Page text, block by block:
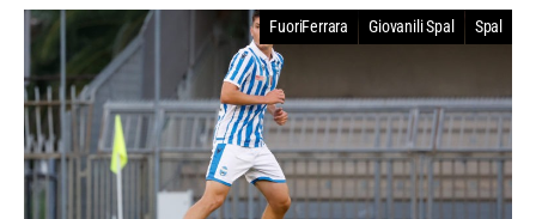
FuoriFerrara Giovanili Spal Spal